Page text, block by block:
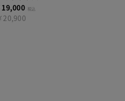
19,000 税込
20,900